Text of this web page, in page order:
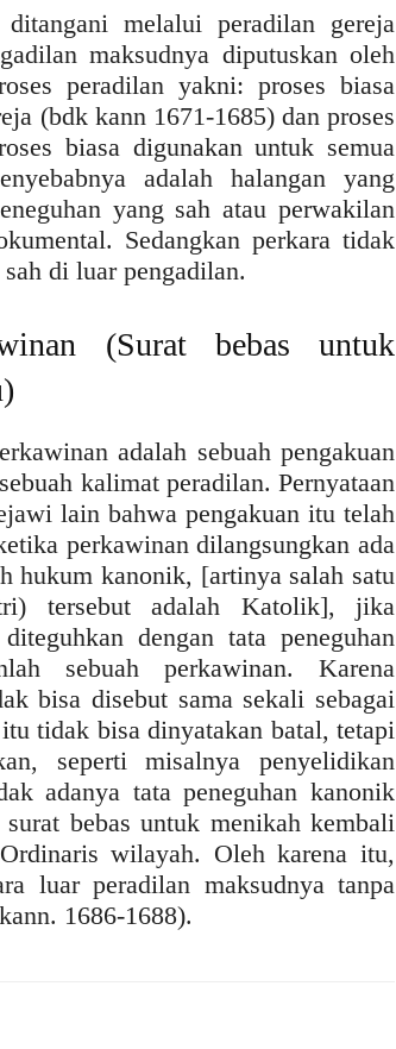
melalui peradilan gereja
maksudnya diputuskan oleh
peradilan yakni: proses biasa
(bdk kann 1671-1685) dan proses
biasa digunakan untuk semua
adalah halangan yang
yang sah atau perwakilan
Sedangkan perkara tidak
di luar pengadilan.
(Surat bebas untuk
adalah sebuah pengakuan
kalimat peradilan. Pernyataan
lain bahwa pengakuan itu telah
perkawinan dilangsungkan ada
hukum kanonik, [artinya salah satu
tersebut adalah Katolik], jika
dengan tata peneguhan
sebuah perkawinan. Karena
bisa disebut sama sekali sebagai
tidak bisa dinyatakan batal, tetapi
seperti misalnya penyelidikan
adanya tata peneguhan kanonik
bebas untuk menikah kembali
wilayah. Oleh karena itu,
luar peradilan maksudnya tanpa
1686-1688).